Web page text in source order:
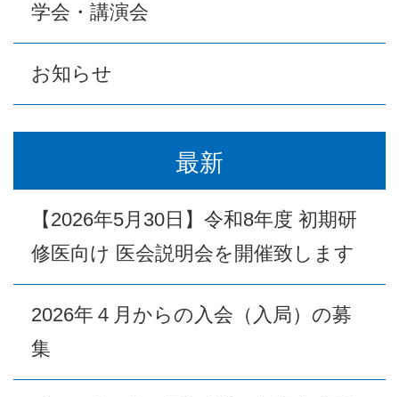
学会・講演会
お知らせ
最新
【2026年5月30日】令和8年度 初期研
修医向け 医会説明会を開催致します
2026年４月からの入会（入局）の募
集